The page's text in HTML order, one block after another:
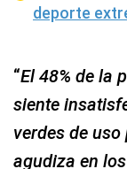
deporte
“El 48% de la
siente
verdes de
agudiza en